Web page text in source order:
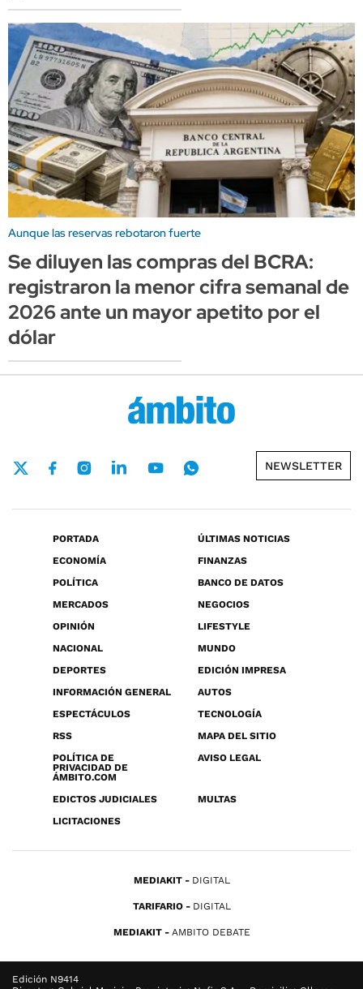
Aunque las reservas rebotaron fuerte
Se diluyen las compras del BCRA:
registraron la menor cifra semanal de
2026 ante un mayor apetito por el
dólar
NEWSLETTER
PORTADA
ÚLTIMAS NOTICIAS
ECONOMÍA
FINANZAS
POLÍTICA
BANCO DE DATOS
MERCADOS
NEGOCIOS
OPINIÓN
LIFESTYLE
NACIONAL
MUNDO
DEPORTES
EDICIÓN IMPRESA
INFORMACIÓN GENERAL
AUTOS
ESPECTÁCULOS
TECNOLOGÍA
RSS
MAPA DEL SITIO
POLÍTICA DE
PRIVACIDAD DE
ÁMBITO.COM
AVISO LEGAL
EDICTOS JUDICIALES
MULTAS
LICITACIONES
MEDIAKIT DIGITAL
TARIFARIO DIGITAL
MEDIAKIT AMBITO DEBATE
Edición N9414